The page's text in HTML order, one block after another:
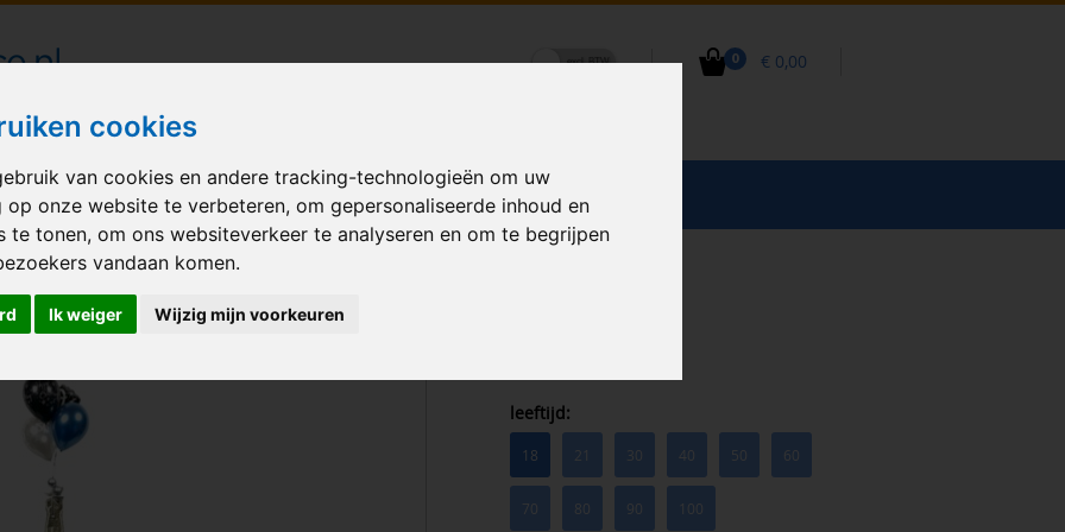
cookies
van cookies en andere tracking-technologieën om uw
op onze website te verbeteren, om gepersonaliseerde inhoud en
te tonen, om ons websiteverkeer te analyseren en om te begrijpen
vandaan komen.
Ik weiger Wijzig mijn voorkeuren
0 € 0,00
bezorgd in heel Nederland
met heliumballonnen
BALLONNEN GELEGENHEID VERHUUR BEDRUKKEN ACCESSOIRES
leeftijd:
18 21 30 40 50 60
70 80 90 100